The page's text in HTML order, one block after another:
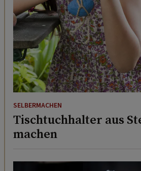
SELBERMACHEN
Tischtuchhalter aus
machen